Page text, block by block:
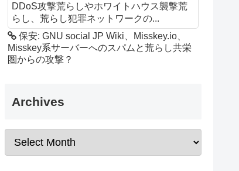
DDoS攻撃荒らしやホワイトハウス襲撃荒
らし、荒らし犯罪ネットワークの...
保安: GNU social JP Wiki、Misskey.io、
Misskey系サーバーへのスパムと荒らし共栄
圏からの攻撃？
Archives